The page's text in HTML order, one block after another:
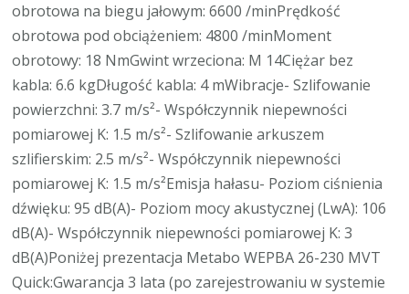
obrotowa na biegu jałowym: 6600 /minPrędkość
obrotowa pod obciążeniem: 4800 /minMoment
obrotowy: 18 NmGwint wrzeciona: M 14Ciężar bez
kabla: 6.6 kgDługość kabla: 4 mWibracje- Szlifowanie
powierzchni: 3.7 m/s²- Współczynnik niepewności
pomiarowej K: 1.5 m/s²- Szlifowanie arkuszem
szlifierskim: 2.5 m/s²- Współczynnik niepewności
pomiarowej K: 1.5 m/s²Emisja hałasu- Poziom ciśnienia
dźwięku: 95 dB(A)- Poziom mocy akustycznej (LwA): 106
dB(A)- Współczynnik niepewności pomiarowej K: 3
dB(A)Poniżej prezentacja Metabo WEPBA 26-230 MVT
Quick:Gwarancja 3 lata (po zarejestrowaniu w systemie